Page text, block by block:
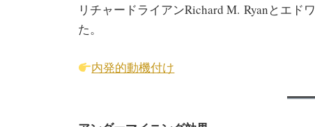
リチャードライアンRichard M. Ryanとエド
た。
内発的動機付け